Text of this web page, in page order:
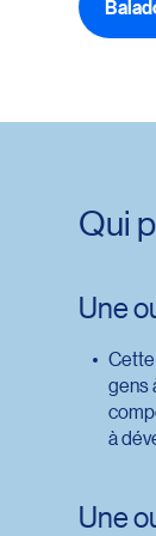
Qui
Une
gens
à
Une